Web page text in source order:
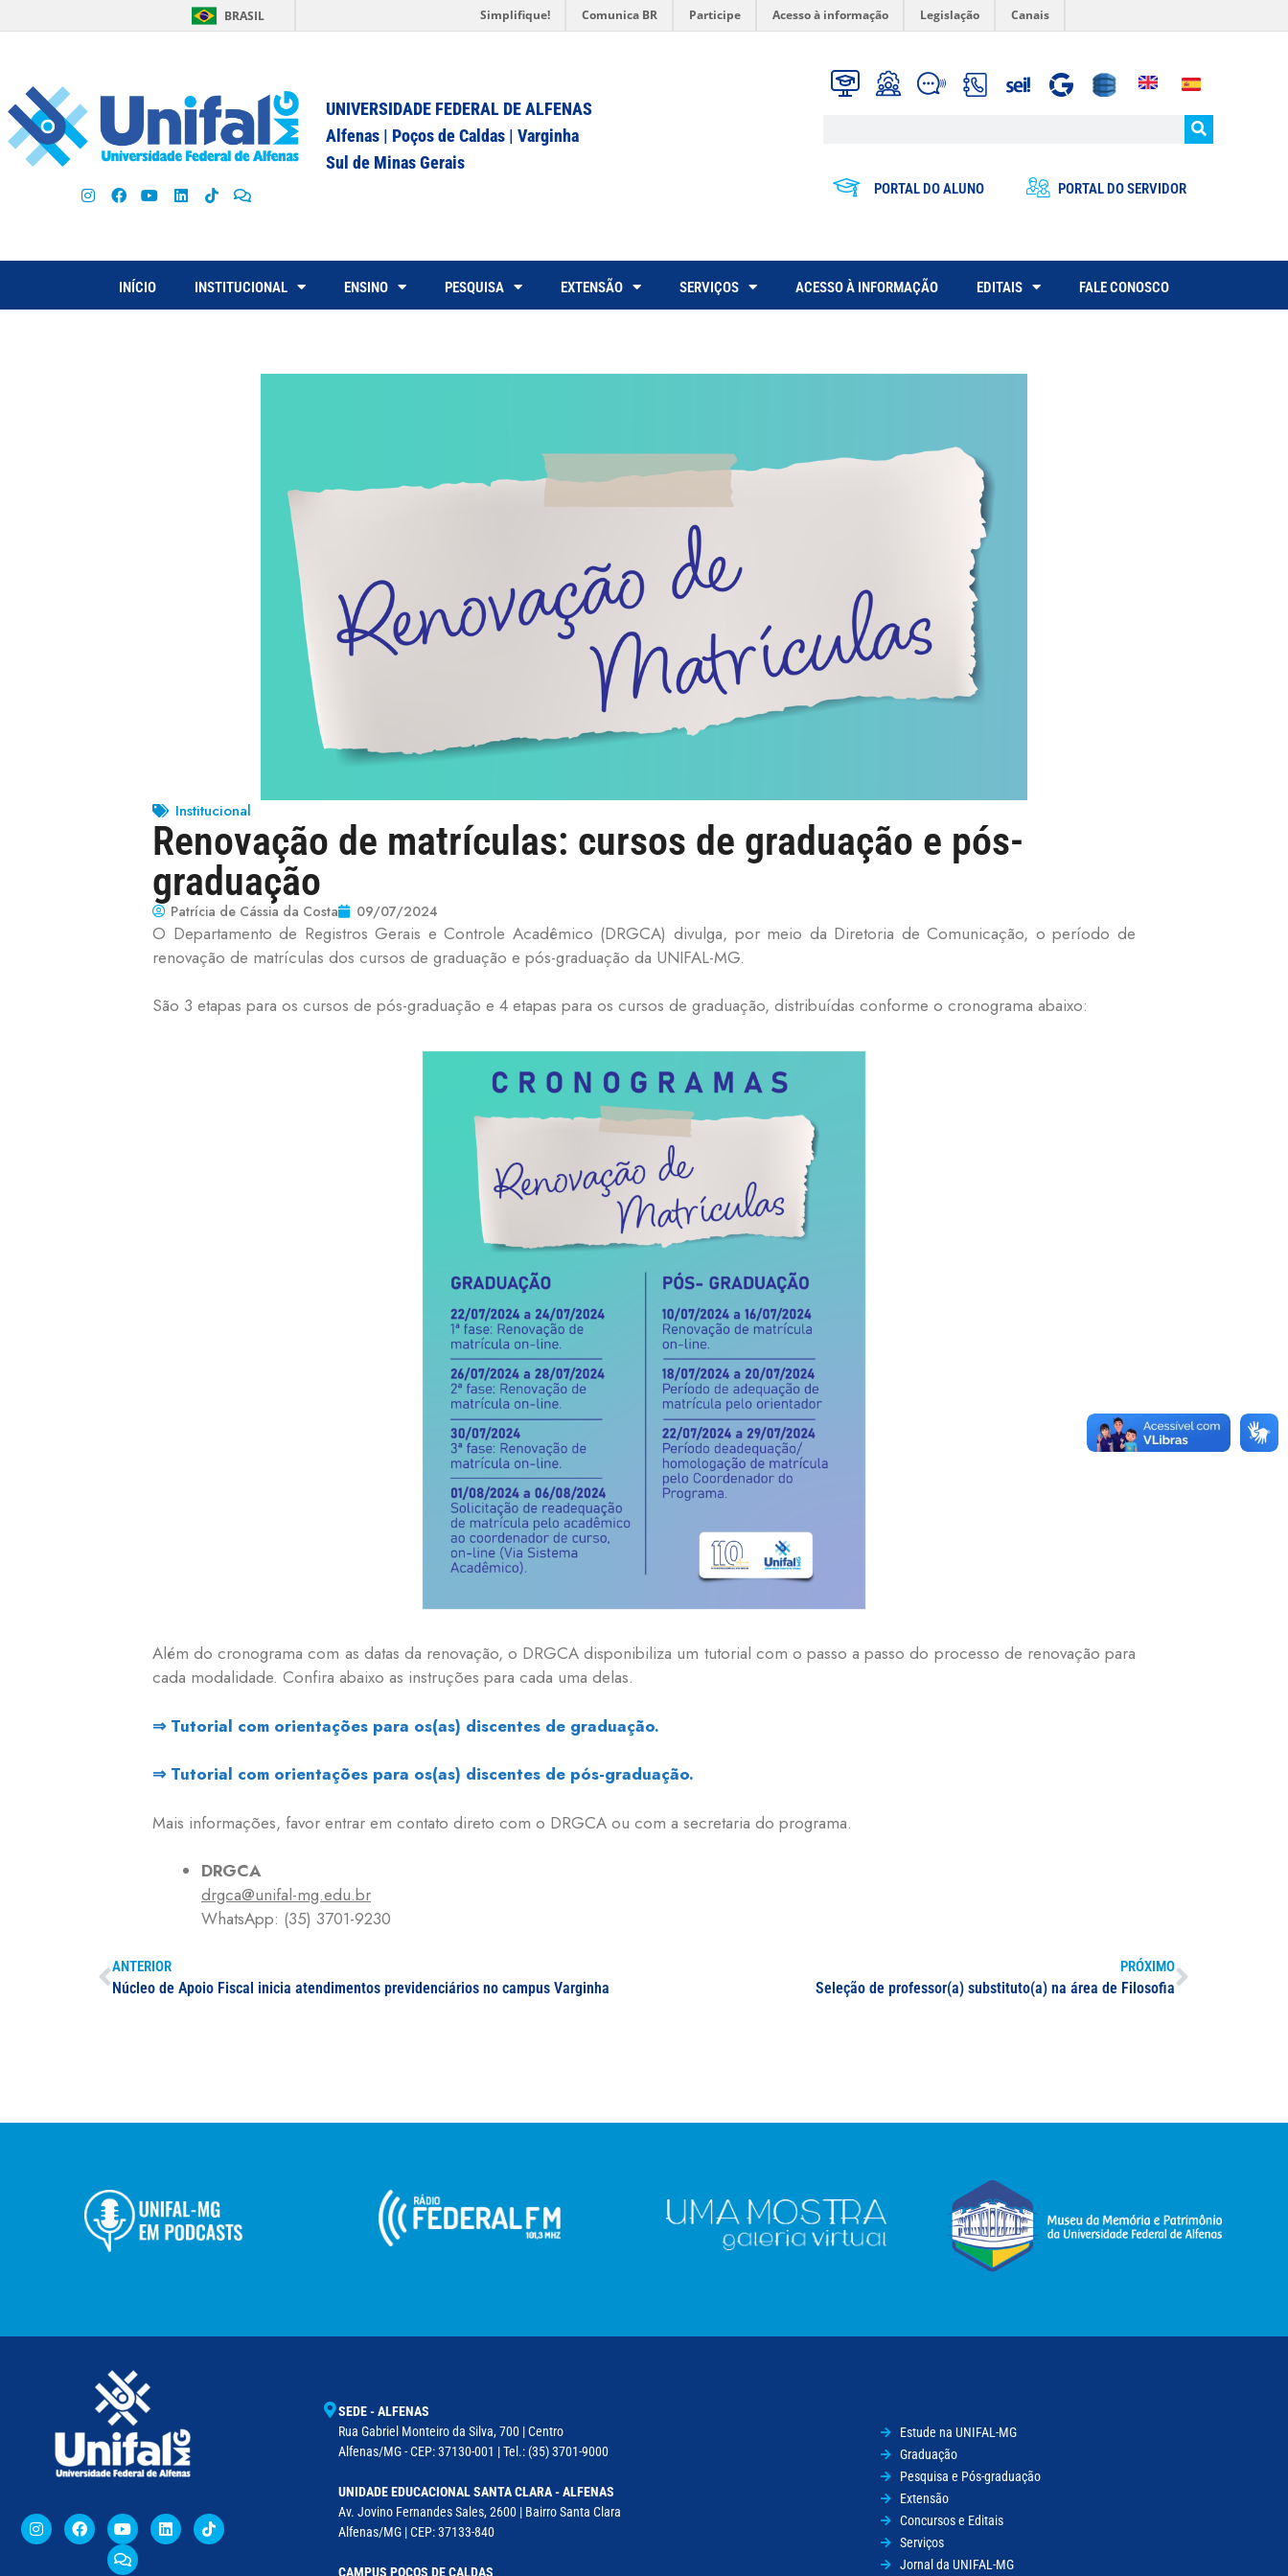
BRASIL Simplifique! Comunica BR Participe Acesso à informação Legislação Canais
UNIVERSIDADE FEDERAL DE ALFENAS
Alfenas | Poços de Caldas | Varginha
Sul de Minas Gerais
PORTAL DO ALUNO PORTAL DO SERVIDOR
INÍCIO INSTITUCIONAL ENSINO PESQUISA EXTENSÃO SERVIÇOS ACESSO À INFORMAÇÃO EDITAIS FALE CONOSCO
Institucional
Renovação de matrículas: cursos de graduação e pós-
graduação
Patrícia de Cássia da Costa 09/07/2024
O Departamento de Registros Gerais e Controle Acadêmico (DRGCA) divulga, por meio da Diretoria de Comunicação, o período de
renovação de matrículas dos cursos de graduação e pós-graduação da UNIFAL-MG.
São 3 etapas para os cursos de pós-graduação e 4 etapas para os cursos de graduação, distribuídas conforme o cronograma abaixo:
Além do cronograma com as datas da renovação, o DRGCA disponibiliza um tutorial com o passo a passo do processo de renovação para
cada modalidade. Confira abaixo as instruções para cada uma delas.
⇒ Tutorial com orientações para os(as) discentes de graduação.
⇒ Tutorial com orientações para os(as) discentes de pós-graduação.
Mais informações, favor entrar em contato direto com o DRGCA ou com a secretaria do programa.
DRGCA
drgca@unifal-mg.edu.br
WhatsApp: (35) 3701-9230
ANTERIOR
Núcleo de Apoio Fiscal inicia atendimentos previdenciários no campus Varginha
PRÓXIMO
Seleção de professor(a) substituto(a) na área de Filosofia
SEDE - ALFENAS
Rua Gabriel Monteiro da Silva, 700 | Centro
Alfenas/MG - CEP: 37130-001 | Tel.: (35) 3701-9000
UNIDADE EDUCACIONAL SANTA CLARA - ALFENAS
Av. Jovino Fernandes Sales, 2600 | Bairro Santa Clara
Alfenas/MG | CEP: 37133-840
CAMPUS POÇOS DE CALDAS
Estude na UNIFAL-MG
Graduação
Pesquisa e Pós-graduação
Extensão
Concursos e Editais
Serviços
Jornal da UNIFAL-MG